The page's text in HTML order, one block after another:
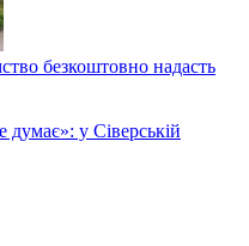
безкоштовно надасть
у Сіверській